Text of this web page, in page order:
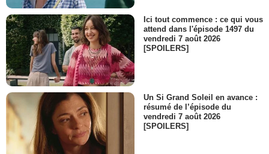
Ici tout commence : ce qui vous
attend dans l'épisode 1497 du
vendredi 7 août 2026
[SPOILERS]
Un Si Grand Soleil en avance :
résumé de l’épisode du
vendredi 7 août 2026
[SPOILERS]